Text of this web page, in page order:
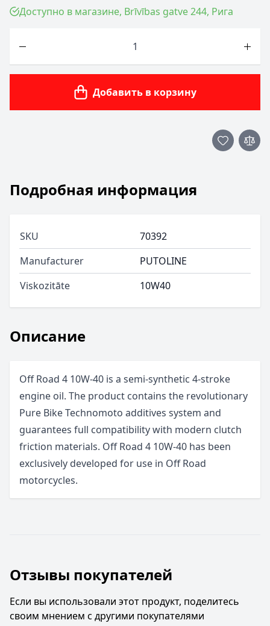
Доступно в магазине, Brīvības gatve 244, Рига
Добавить в корзину
Описание
Off Road 4 10W-40 is a semi-synthetic 4-stroke
engine oil. The product contains the revolutionary
Pure Bike Technomoto additives system and
guarantees full compatibility with modern clutch
friction materials. Off Road 4 10W-40 has been
exclusively developed for use in Off Road
motorcycles.
Подробная информация
SKU
70392
Manufacturer
PUTOLINE
Viskozitāte
10W40
Отзывы покупателей
Если вы использовали этот продукт, поделитесь
своим мнением с другими покупателями